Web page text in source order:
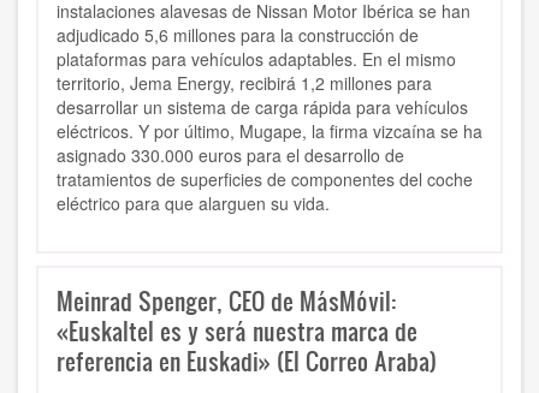
instalaciones alavesas de Nissan Motor Ibérica se han
adjudicado 5,6 millones para la construcción de
plataformas para vehículos adaptables. En el mismo
territorio, Jema Energy, recibirá 1,2 millones para
desarrollar un sistema de carga rápida para vehículos
eléctricos. Y por último, Mugape, la firma vizcaína se ha
asignado 330.000 euros para el desarrollo de
tratamientos de superficies de componentes del coche
eléctrico para que alarguen su vida.
Meinrad Spenger, CEO de MásMóvil:
«Euskaltel es y será nuestra marca de
referencia en Euskadi» (El Correo Araba)